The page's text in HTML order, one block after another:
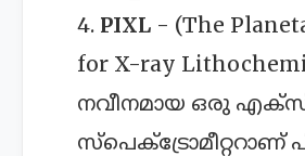
4. PIXL - (The
for X-ray
നവീനമായ ഒരു
സ്പെക്ട്രോമീറ്ററാണ്